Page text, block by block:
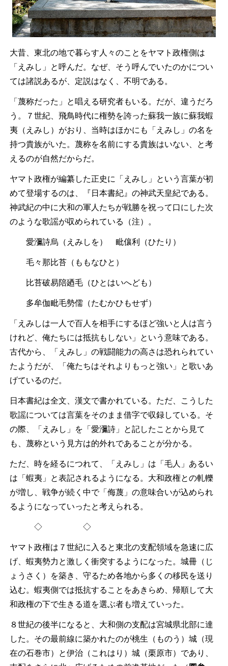
大昔、東北の地で暮らす人々のことをヤマト政権側は
「えみし」と呼んだ。なぜ、そう呼んでいたのかについ
ては諸説あるが、定説はなく、不明である。
「蔑称だった」と唱える研究者もいる。だが、違うだろ
う。７世紀、飛鳥時代に権勢を誇った蘇我一族に蘇我蝦
夷（えみし）がおり、当時はほかにも「えみし」の名を
持つ貴族がいた。蔑称を名前にする貴族はいない、と考
えるのが自然だからだ。
ヤマト政権が編纂した正史に「えみし」という言葉が初
めて登場するのは、『日本書紀』の神武天皇紀である。
神武紀の中に大和の軍人たちが戦勝を祝って口にした次
のような歌謡が収められている（注）。
愛瀰詩烏（えみしを） 毗儴利（ひたり）
毛々那比苔（ももなひと）
比苔破易陪廼毛（ひとはいへども）
多牟伽毗毛勢儒（たむかひもせず）
「えみしは一人で百人を相手にするほど強いと人は言う
けれど、俺たちには抵抗もしない」という意味である。
古代から、「えみし」の戦闘能力の高さは恐れられてい
たようだが、「俺たちはそれよりもっと強い」と歌いあ
げているのだ。
日本書紀は全文、漢文で書かれている。ただ、こうした
歌謡については言葉をそのまま借字で収録している。そ
の際、「えみし」を「愛瀰詩」と記したことから見て
も、蔑称という見方は的外れであることが分かる。
ただ、時を経るにつれて、「えみし」は「毛人」あるい
は「蝦夷」と表記されるようになる。大和政権との軋轢
が増し、戦争が続く中で「侮蔑」の意味合いが込められ
るようになっていったと考えられる。
◇ ◇
ヤマト政権は７世紀に入ると東北の支配領域を急速に広
げ、蝦夷勢力と激しく衝突するようになった。城冊（じ
ょうさく）を築き、守るため各地から多くの移民を送り
込む。蝦夷側では抵抗することをあきらめ、帰順して大
和政権の下で生きる道を選ぶ者も増えていった。
８世紀の後半になると、大和側の支配は宮城県北部に達
した。その最前線に築かれたのが桃生（ものう）城（現
在の石巻市）と伊治（これはり）城（栗原市）であり、